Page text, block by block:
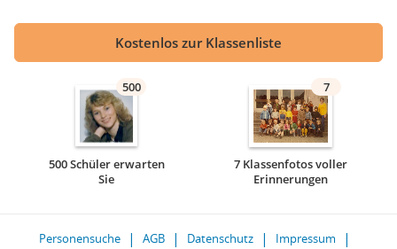
Kostenlos zur Klassenliste
500
500 Schüler erwarten
Sie
7
7 Klassenfotos voller
Erinnerungen
Personensuche AGB Datenschutz Impressum